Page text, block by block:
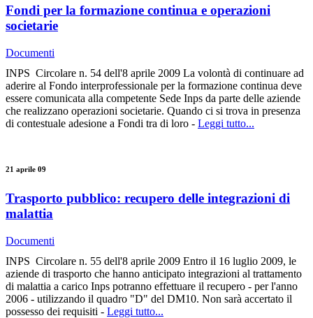
Fondi per la formazione continua e operazioni
societarie
Documenti
INPS Circolare n. 54 dell'8 aprile 2009 La volontà di continuare ad
aderire al Fondo interprofessionale per la formazione continua deve
essere comunicata alla competente Sede Inps da parte delle aziende
che realizzano operazioni societarie. Quando ci si trova in presenza
di contestuale adesione a Fondi tra di loro - Leggi tutto...
21 aprile 09
Trasporto pubblico: recupero delle integrazioni di
malattia
Documenti
INPS Circolare n. 55 dell'8 aprile 2009 Entro il 16 luglio 2009, le
aziende di trasporto che hanno anticipato integrazioni al trattamento
di malattia a carico Inps potranno effettuare il recupero - per l'anno
2006 - utilizzando il quadro "D" del DM10. Non sarà accertato il
possesso dei requisiti - Leggi tutto...